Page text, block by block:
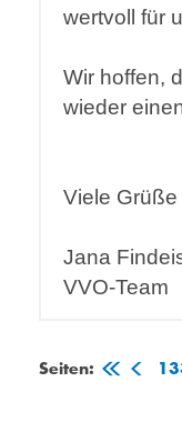
wertvoll für
Wir hoffen,
wieder
Viele Grüße
Jana
VVO-Team
Seiten: